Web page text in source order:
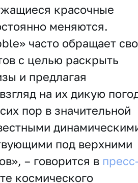
красочные
меняются.
часто обращает
с целью раскрыть
и предлагая
на их дикую
пор в значительной
под верхними
– говорится в
космического